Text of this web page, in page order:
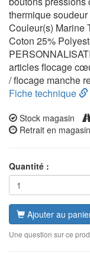
thermique
Couleur(s) Marine
Coton 25%
articles flocage
/ flocage manche
Fiche technique
Stock magasin
Retrait en magasin
Quantité :
Ajouter au
Une question sur ce